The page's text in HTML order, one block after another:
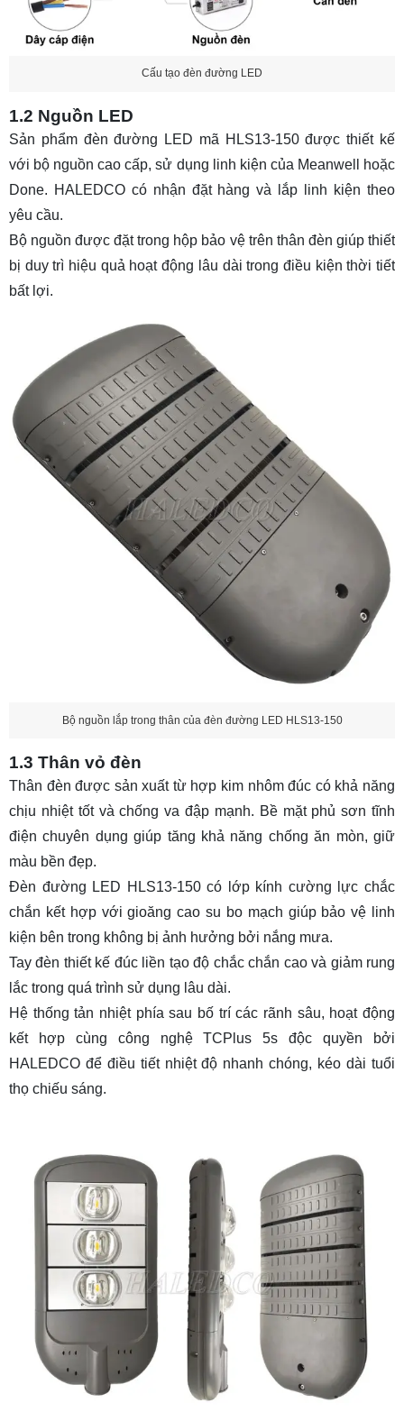
Cấu tạo đèn đường LED
1.2 Nguồn LED
Sản phẩm đèn đường LED mã HLS13-150 được thiết kế
với bộ nguồn cao cấp, sử dụng linh kiện của Meanwell hoặc
Done. HALEDCO có nhận đặt hàng và lắp linh kiện theo
yêu cầu.
Bộ nguồn được đặt trong hộp bảo vệ trên thân đèn giúp thiết
bị duy trì hiệu quả hoạt động lâu dài trong điều kiện thời tiết
bất lợi.
Bộ nguồn lắp trong thân của đèn đường LED HLS13-150
1.3 Thân vỏ đèn
Thân đèn được sản xuất từ hợp kim nhôm đúc có khả năng
chịu nhiệt tốt và chống va đập mạnh. Bề mặt phủ sơn tĩnh
điện chuyên dụng giúp tăng khả năng chống ăn mòn, giữ
màu bền đẹp.
Đèn đường LED HLS13-150 có lớp kính cường lực chắc
chắn kết hợp với gioăng cao su bo mạch giúp bảo vệ linh
kiện bên trong không bị ảnh hưởng bởi nắng mưa.
Tay đèn thiết kế đúc liền tạo độ chắc chắn cao và giảm rung
lắc trong quá trình sử dụng lâu dài.
Hệ thống tản nhiệt phía sau bố trí các rãnh sâu, hoạt động
kết hợp cùng công nghệ TCPlus 5s độc quyền bởi
HALEDCO để điều tiết nhiệt độ nhanh chóng, kéo dài tuổi
thọ chiếu sáng.